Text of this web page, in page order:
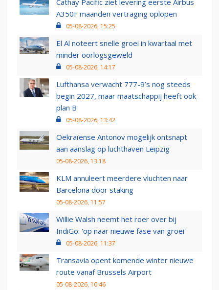
Cathay Pacific ziet levering eerste Airbus
A350F maanden vertraging oplopen
05-08-2026, 15:25
El Al noteert snelle groei in kwartaal met
minder oorlogsgeweld
05-08-2026, 14:17
Lufthansa verwacht 777-9’s nog steeds
begin 2027, maar maatschappij heeft ook
plan B
05-08-2026, 13:42
Oekraïense Antonov mogelijk ontsnapt
aan aanslag op luchthaven Leipzig
05-08-2026, 13:18
KLM annuleert meerdere vluchten naar
Barcelona door staking
05-08-2026, 11:57
Willie Walsh neemt het roer over bij
IndiGo: 'op naar nieuwe fase van groei'
05-08-2026, 11:37
Transavia opent komende winter nieuwe
route vanaf Brussels Airport
05-08-2026, 10:46